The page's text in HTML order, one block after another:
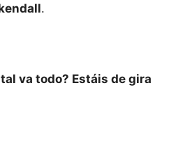
.
va todo? Estáis de gira